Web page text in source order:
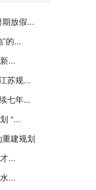
放假...
的...
...
苏规...
七年...
“...
建规划
...
...